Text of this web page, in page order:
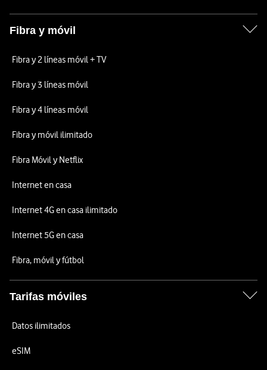
Fibra y móvil
Fibra y 2 líneas móvil + TV
Fibra y 3 líneas móvil
Fibra y 4 líneas móvil
Fibra y móvil ilimitado
Fibra Móvil y Netflix
Internet en casa
Internet 4G en casa ilimitado
Internet 5G en casa
Fibra, móvil y fútbol
Tarifas móviles
Datos ilimitados
eSIM